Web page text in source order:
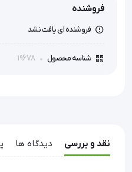
فروشنده
فروشنده ای یافت نشد
شناسه محصول 19678
نقد و بررسی دیدگاه ها